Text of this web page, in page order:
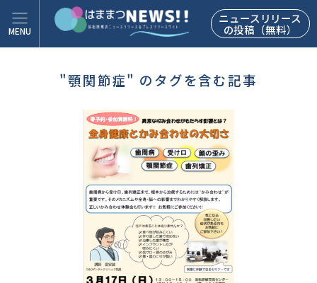
ニュースリリース
の投稿（無料）
"顎関節症" のタグを含む記事